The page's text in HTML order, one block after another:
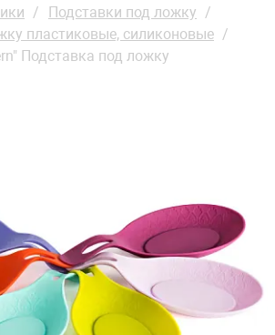
Подставки под ложку
пластиковые, силиконовые
Подставка под ложку